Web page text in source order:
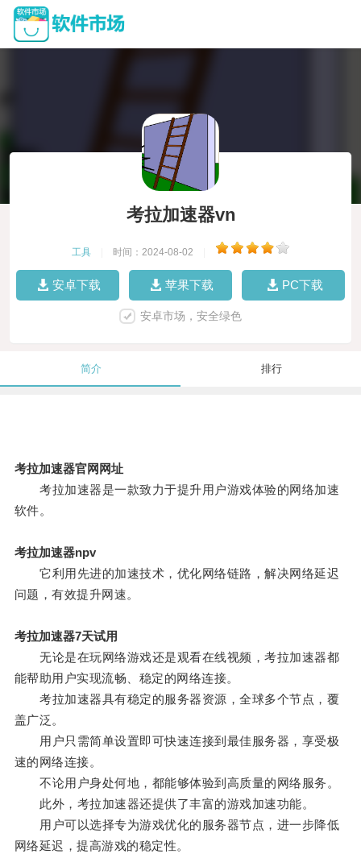
考拉加速器vn
工具 时间：2024-08-02
安卓下载 苹果下载 PC下载
安卓市场，安全绿色
简介 排行
考拉加速器官网网址
考拉加速器是一款致力于提升用户游戏体验的网络加速
软件。
考拉加速器npv
它利用先进的加速技术，优化网络链路，解决网络延迟
问题，有效提升网速。
考拉加速器7天试用
无论是在玩网络游戏还是观看在线视频，考拉加速器都
能帮助用户实现流畅、稳定的网络连接。
考拉加速器具有稳定的服务器资源，全球多个节点，覆
盖广泛。
用户只需简单设置即可快速连接到最佳服务器，享受极
速的网络连接。
不论用户身处何地，都能够体验到高质量的网络服务。
此外，考拉加速器还提供了丰富的游戏加速功能。
用户可以选择专为游戏优化的服务器节点，进一步降低
网络延迟，提高游戏的稳定性。